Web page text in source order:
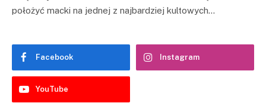
położyć macki na jednej z najbardziej kultowych…
Facebook Instagram
YouTube